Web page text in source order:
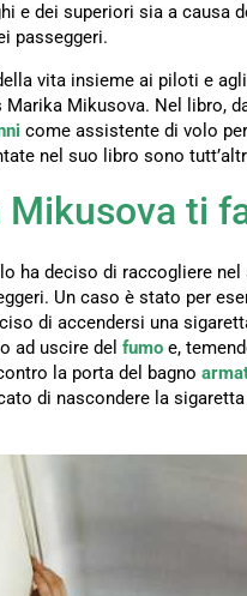
e dei superiori sia a causa
passeggeri.
vita insieme ai piloti e
Marika Mikusova. Nel libro,
come assistente di volo
nel suo libro sono
ti
ha deciso di raccogliere
Un caso è stato per
di accendersi una
ad uscire del fumo e,
la porta del bagno
di nascondere la